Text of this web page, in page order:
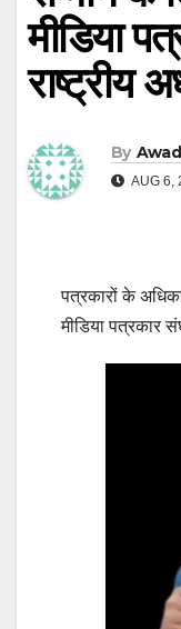
मीडिया
राष्ट्रीय
By
AUG 6,
पत्रकारों के
मीडिया पत्रकार